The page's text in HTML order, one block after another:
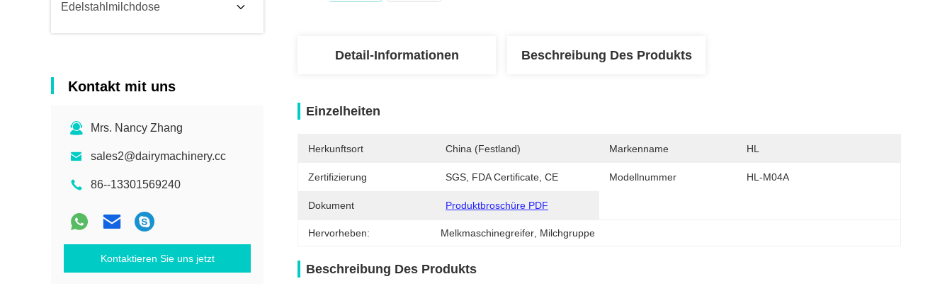
Edelstahlmilchdose
Kontakt mit uns
Mrs. Nancy Zhang
sales2@dairymachinery.cc
86--13301569240
Kontaktieren Sie uns jetzt
Detail-Informationen Beschreibung Des Produkts
Einzelheiten
Herkunftsort China (Festland) Markenname HL
Zertifizierung SGS, FDA Certificate, CE Modellnummer HL-M04A
Dokument Produktbroschüre PDF
Hervorheben: Melkmaschinegreifer Milchgruppe
Beschreibung Des Produkts